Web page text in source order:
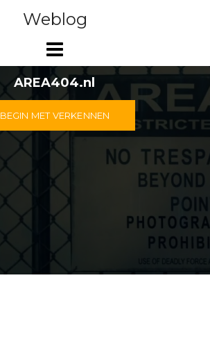
Weblog
AREA404.nl
BEGIN MET VERKENNEN